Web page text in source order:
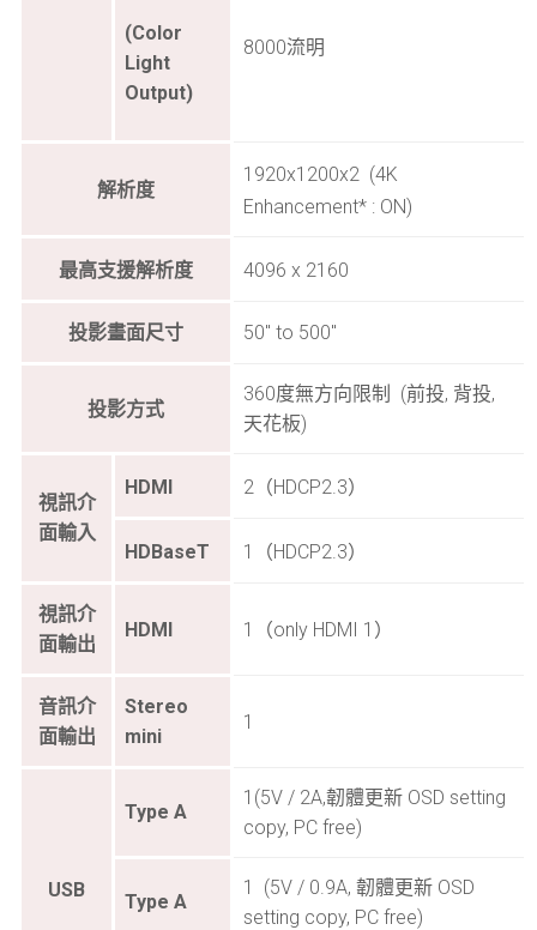
(Color
Light
Output)
8000流明
解析度
1920x1200x2 (4K
Enhancement* : ON)
最高支援解析度 4096 x 2160
投影畫面尺寸 50″ to 500″
投影方式
360度無方向限制 (前投, 背投,
天花板)
視訊介
面輸入
HDMI 2（HDCP2.3）
HDBaseT 1（HDCP2.3）
視訊介
面輸出
HDMI 1（only HDMI 1）
音訊介
面輸出
Stereo
mini
1
USB
Type A
1(5V / 2A,韌體更新 OSD setting
copy, PC free)
Type A
1 (5V / 0.9A, 韌體更新 OSD
setting copy, PC free)